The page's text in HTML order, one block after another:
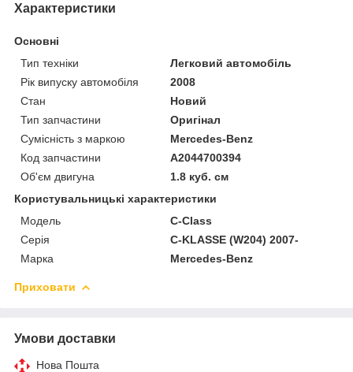
Характеристики
Основні
Тип техніки
Легковий автомобіль
Рік випуску автомобіля
2008
Стан
Новий
Тип запчастини
Оригінал
Сумісність з маркою
Mercedes-Benz
Код запчастини
A2044700394
Об'єм двигуна
1.8 куб. см
Користувальницькі характеристики
Модель
C-Class
Серія
C-KLASSE (W204) 2007-
Марка
Mercedes-Benz
Приховати
Умови доставки
Нова Пошта